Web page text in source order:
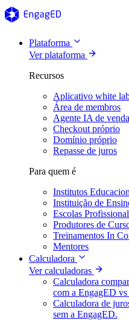
Plataforma
Ver plataforma
Recursos
Aplicativo white
Área de membros
Agente IA de
Checkout próprio
Domínio próprio
Repasse de juros
Para quem é
Institutos
Instituição de
Escolas
Produtores de
Treinamentos In
Mentores
Calculadora
Ver calculadoras
Calculadora
com a EngagED vs
Calculadora de
sem a EngagED.